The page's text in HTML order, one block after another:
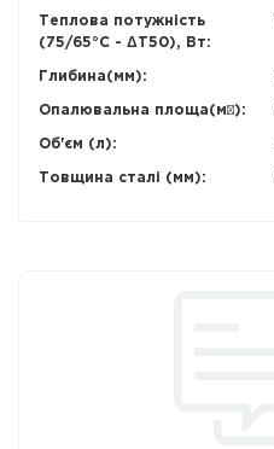
Теплова потужність
(75/65°С - ΔT50), Вт:
Глибина(мм):
Опалювальна площа(м²):
Об'єм (л):
Товщина сталі (мм):